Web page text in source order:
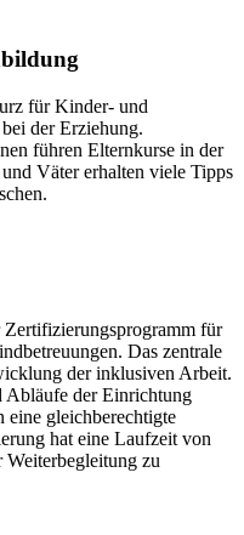
für Kinder- und
der Erziehung.
führen Elternkurse in der
Väter erhalten viele Tipps
für
Das zentrale
der inklusiven Arbeit.
Abläufe der Einrichtung
eine gleichberechtigte
hat eine Laufzeit von
zu